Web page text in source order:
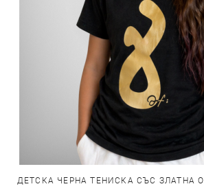
ДЕТСКА ЧЕРНА ТЕНИСКА СЪС ЗЛАТНА